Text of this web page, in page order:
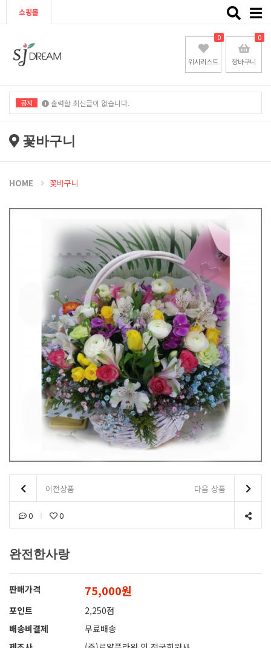
쇼핑몰
Toggle
위시리스트
0
장바구니
0
공지 출력할 최신글이 없습니다.
출력할 최신글이 없습니다.
꽃바구니
HOME 꽃바구니
이전상품 다음 상품
0 0
완전한사랑
판매가격 75,000원
포인트
2,250점
배송비결제
무료배송